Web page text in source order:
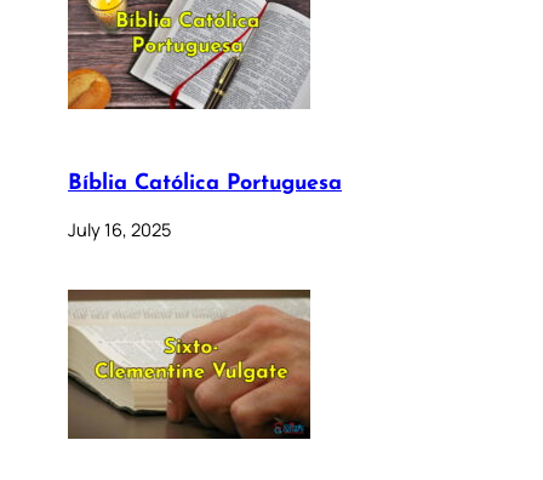
Bíblia Católica Portuguesa
July 16, 2025